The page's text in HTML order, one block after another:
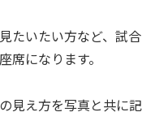
たいたい方など、試合
席になります。
見え方を写真と共に記